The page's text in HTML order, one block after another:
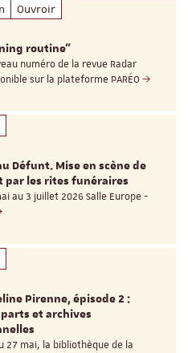
Ouvroir
routine"
numéro de la revue Radar
sur la plateforme PARÉO
Défunt. Mise en scène de
par les rites funéraires
au 3 juillet 2026 Salle Europe -
Pirenne, épisode 2 :
et archives
27 mai, la bibliothèque de la